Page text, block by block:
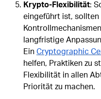
Krypto-Flexibilität:
eingeführt ist, sollten
langfristige
Ein Cryptographic
helfen, Praktiken zu
Flexibilität in allen
Priorität zu machen.